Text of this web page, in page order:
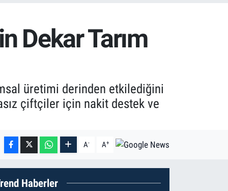
Dekar Tarım
üretimi derinden etkilediğini
çiftçiler için nakit destek ve
A- A+
Haberler